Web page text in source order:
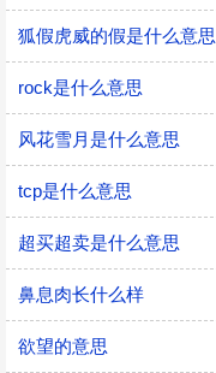
狐假虎威的假是什么意思
rock是什么意思
风花雪月是什么意思
tcp是什么意思
超买超卖是什么意思
鼻息肉长什么样
欲望的意思